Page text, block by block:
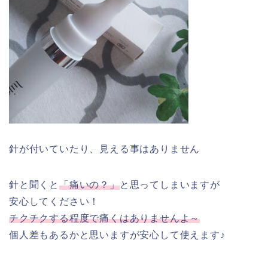
針が付いていたり、見える事はありません
針と聞くと 「痛いの？」と思ってしまいますが
安心してください！
チクチクする程度で痛くはありませんよ～
個人差もあるかと思いますが安心して使えます♪